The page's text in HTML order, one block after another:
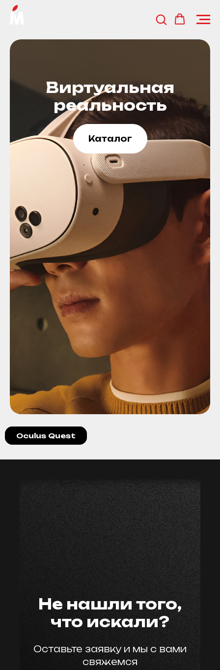
Виртуальная
реальность
Каталог
Oculus Quest
Не нашли того,
что искали?
Оставьте заявку и мы с вами
свяжемся